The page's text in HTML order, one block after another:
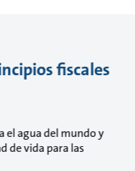
fiscales
el agua del mundo y
de vida para las